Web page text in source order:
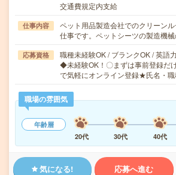
交通費規定内支給
仕事内容
ペット用品製造会社でのクリーン
仕事です。ペットシーツの製造機
応募資格
職種未経験OK / ブランクOK / 英語
◆未経験OK！〇まずは事前登録だ
で気軽にオンライン登録★氏名・
職場の雰囲気
年齢層
20代
30代 40代
気になる! 応募へ進む